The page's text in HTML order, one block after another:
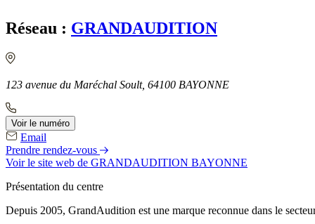
Réseau : GRANDAUDITION
123 avenue du Maréchal Soult, 64100 BAYONNE
Voir le numéro
Email
Prendre rendez-vous
Voir le site web de GRANDAUDITION BAYONNE
Présentation du centre
Depuis 2005, GrandAudition est une marque reconnue dans le